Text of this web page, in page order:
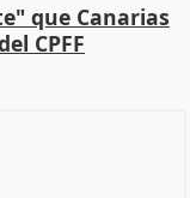
que Canarias
CPFF